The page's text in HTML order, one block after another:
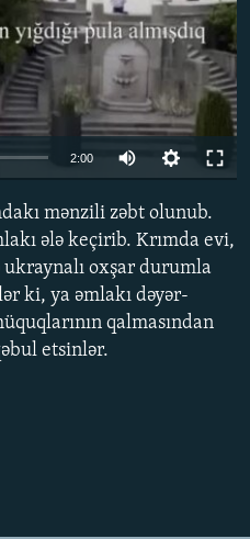
2:00
480p
720p
mənzili zəbt olunub.
ələ keçirib. Krımda evi,
oxşar durumla
ki, ya əmlakı dəyər-
qalmasından
etsinlər.